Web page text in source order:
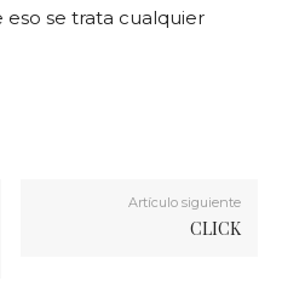
se trata cualquier
Artículo siguiente
CLICK